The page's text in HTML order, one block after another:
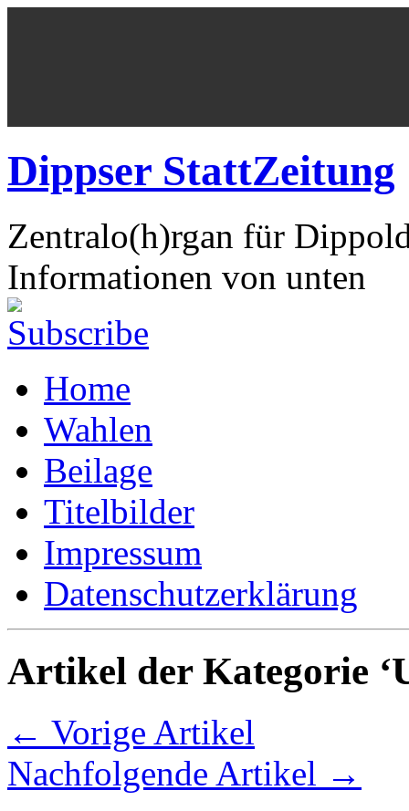
Dippser StattZeitung
Zentralo(h)rgan für
Informationen von unten
Home
Wahlen
Beilage
Titelbilder
Impressum
Datenschutzerklärung
Artikel der Kategorie
← Vorige Artikel
Nachfolgende Artikel →